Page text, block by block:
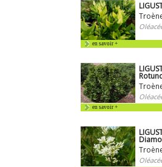
en savoir +
en savoir +